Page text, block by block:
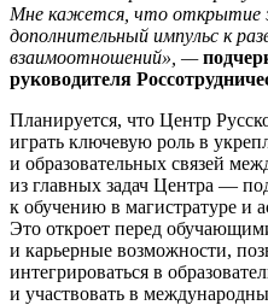
Мне кажется, что открытие
дополнительный импульс к
взаимоотношений», —
руководителя
Планируется, что Центр
играть ключевую роль в
и образовательных связей
из главных задач Центра —
к обучению в магистратуре и
Это откроет перед
и карьерные возможности,
интегрироваться в
и участвовать в